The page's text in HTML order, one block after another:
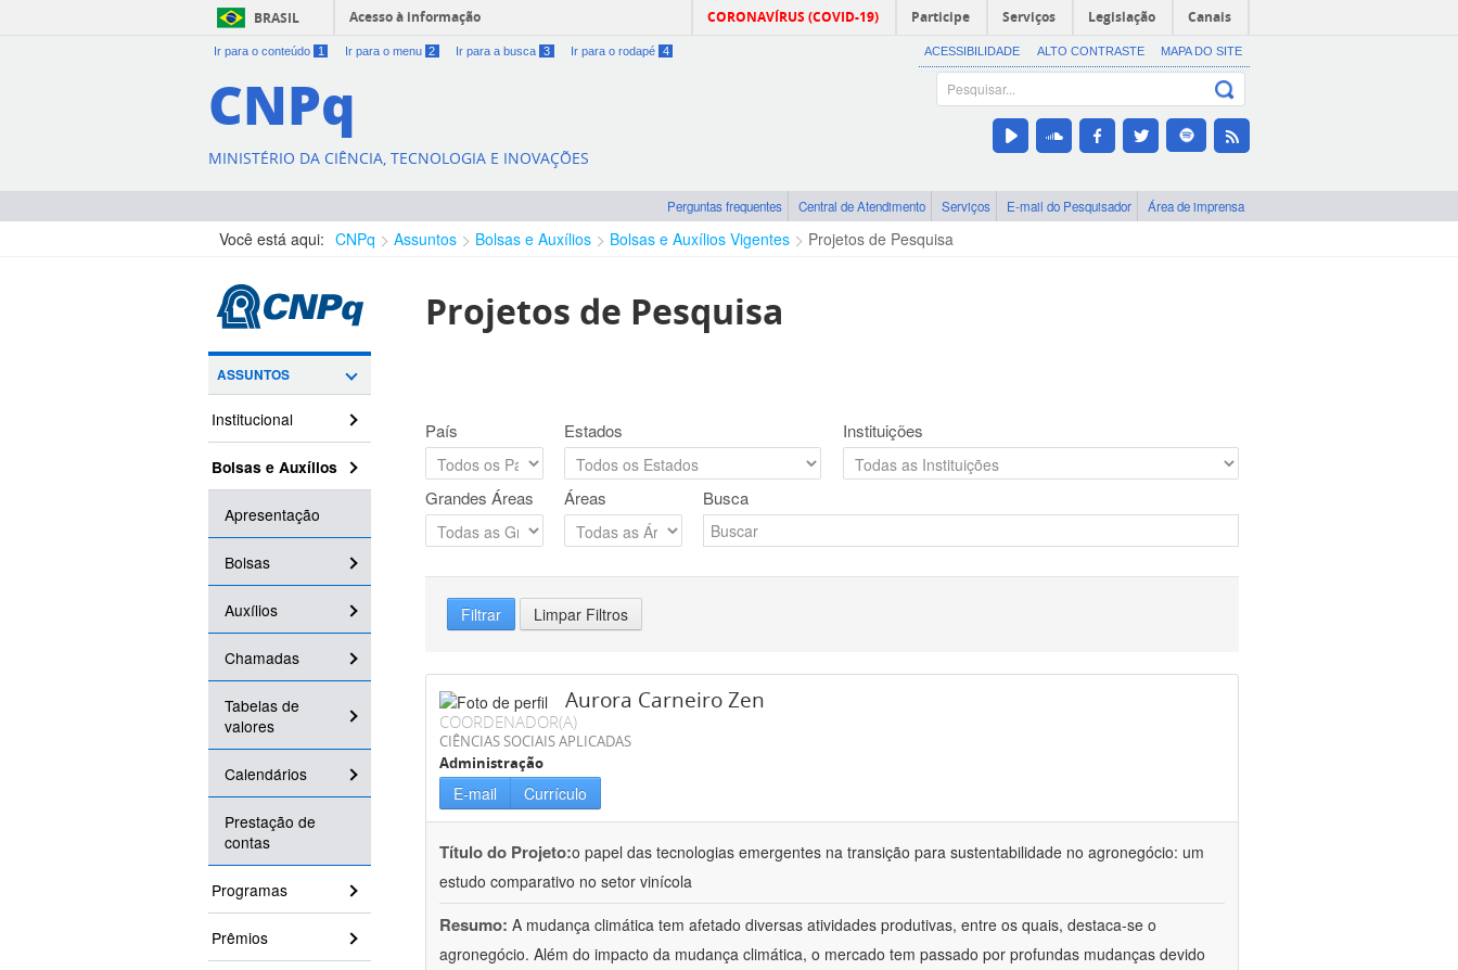
BRASIL Acesso à informação CORONAVÍRUS (COVID-19) Participe Serviços Legislação Canais
Ir para o conteúdo 1 Ir para o menu 2 Ir para a busca 3 Ir para o rodapé 4 ACESSIBILIDADE ALTO CONTRASTE MAPA DO SITE
CNPq
MINISTÉRIO DA CIÊNCIA, TECNOLOGIA E INOVAÇÕES
Perguntas frequentes Central de Atendimento Serviços E-mail do Pesquisador Área de imprensa
Você está aqui: CNPq Assuntos Bolsas e Auxílios Bolsas e Auxílios Vigentes Projetos de Pesquisa
ASSUNTOS
Institucional
Bolsas e Auxílios
Apresentação
Bolsas
Auxílios
Chamadas
Tabelas de
valores
Calendários
Prestação de
contas
Programas
Prêmios
Projetos de Pesquisa
País Estados Instituições
Grandes Áreas Áreas Busca
Filtrar Limpar Filtros
Aurora Carneiro Zen
COORDENADOR(A)
CIÊNCIAS SOCIAIS APLICADAS
Administração
E-mail Currículo
Título do Projeto:o papel das tecnologias emergentes na transição para sustentabilidade no agronegócio: um
estudo comparativo no setor vinícola
Resumo: A mudança climática tem afetado diversas atividades produtivas, entre os quais, destaca-se o
agronegócio. Além do impacto da mudança climática, o mercado tem passado por profundas mudanças devido